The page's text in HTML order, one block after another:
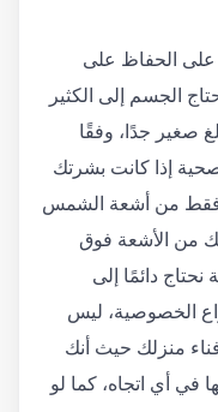
على الحفاظ على
الجسم إلى الكثير
صغير جدًا، وفقًا
إذا كانت بشرتك
فقط من أشعة الشمس
من الأشعة فوق
دائمًا إلى
الخصوصية، ليس
منزلك حيث أنك
في أي اتجاه، كما لو